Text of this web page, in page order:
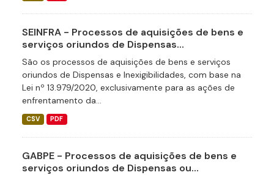
SEINFRA - Processos de aquisições de bens e
serviços oriundos de Dispensas...
São os processos de aquisições de bens e serviços
oriundos de Dispensas e Inexigibilidades, com base na
Lei nº 13.979/2020, exclusivamente para as ações de
enfrentamento da...
CSV PDF
GABPE - Processos de aquisições de bens e
serviços oriundos de Dispensas ou...